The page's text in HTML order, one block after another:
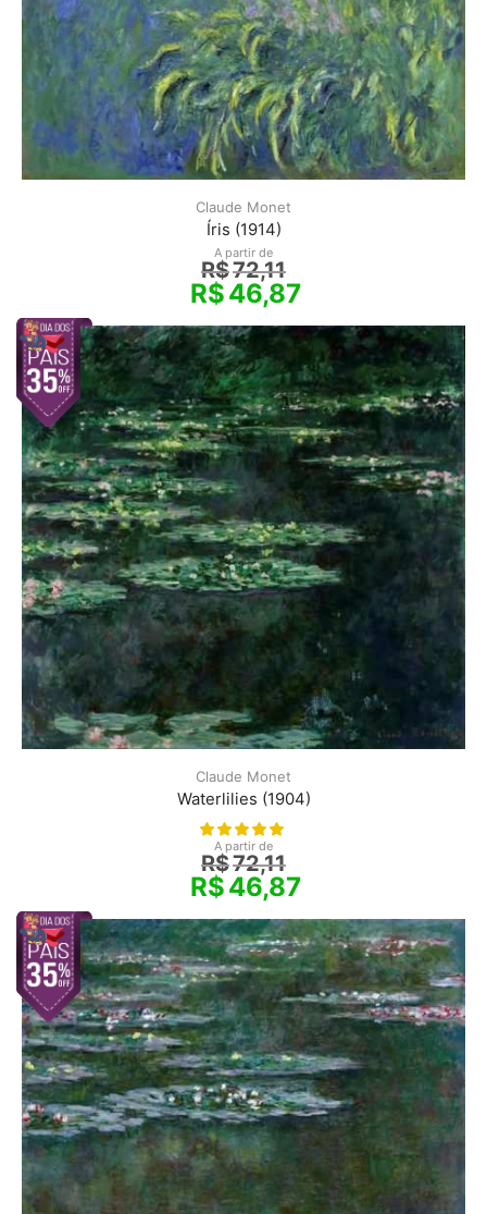
Claude Monet
Íris (1914)
A partir de
R$72,11
R$46,87
Claude Monet
Waterlilies (1904)
A partir de
R$72,11
R$46,87